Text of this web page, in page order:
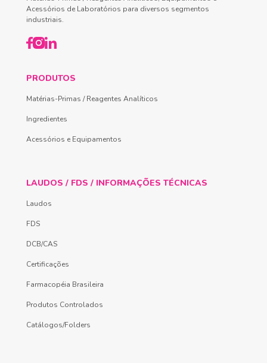
Acessórios de Laboratórios para diversos segmentos
industriais.
PRODUTOS
Matérias-Primas / Reagentes Analíticos
Ingredientes
Acessórios e Equipamentos
LAUDOS / FDS / INFORMAÇÕES TÉCNICAS
Laudos
FDS
DCB/CAS
Certificações
Farmacopéia Brasileira
Produtos Controlados
Catálogos/Folders